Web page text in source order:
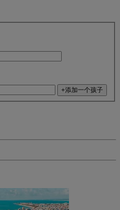
+添加一个孩子